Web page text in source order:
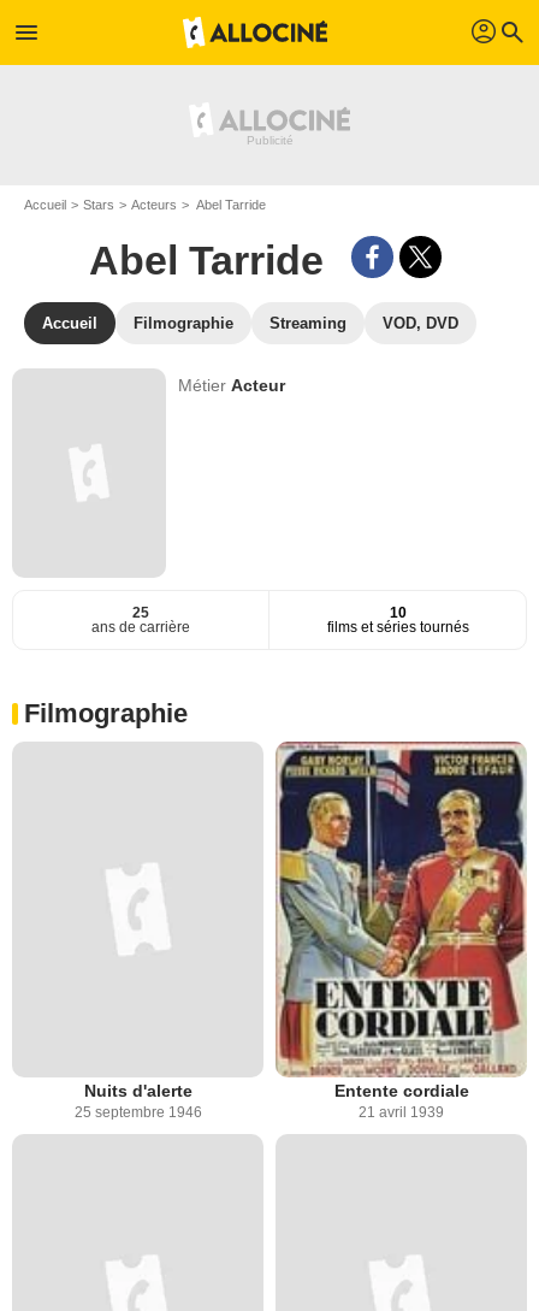
menu profil search
Accueil Stars Acteurs Abel Tarride
Abel Tarride
Accueil Filmographie Streaming VOD, DVD
MétierActeur
25
ans de carrière
10
films et séries tournés
Filmographie
Nuits d'alerte
25 septembre 1946
Entente cordiale
21 avril 1939